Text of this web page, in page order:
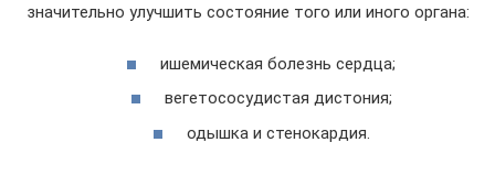
значительно улучшить состояние того или иного органа:
ишемическая болезнь сердца;
вегетососудистая дистония;
одышка и стенокардия.